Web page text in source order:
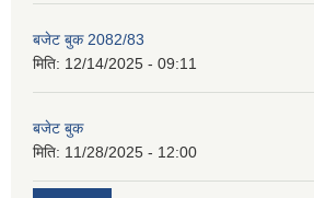
बजेट बुक 2082/83
मिति: 12/14/2025 - 09:11
बजेट बुक
मिति: 11/28/2025 - 12:00